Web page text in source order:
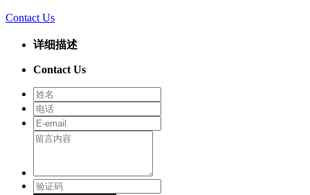
Contact Us
详细描述
Contact Us